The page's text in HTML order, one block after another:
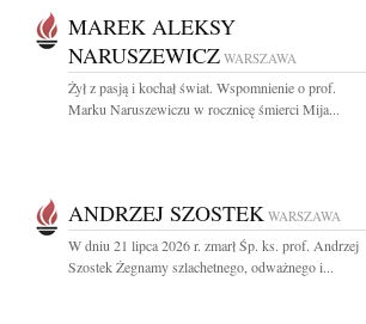
MAREK ALEKSY
NARUSZEWICZ WARSZAWA
Żył z pasją i kochał świat. Wspomnienie o prof.
Marku Naruszewiczu w rocznicę śmierci Mija...
ANDRZEJ SZOSTEK WARSZAWA
W dniu 21 lipca 2026 r. zmarł Śp. ks. prof. Andrzej
Szostek Żegnamy szlachetnego, odważnego i...